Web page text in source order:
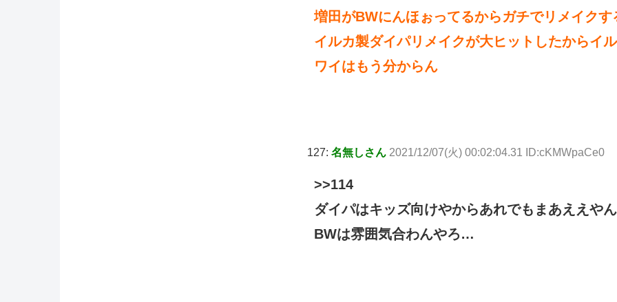
増田がBWにんほぉってるからガチでリメイクす
イルカ製ダイパリメイクが大ヒットしたからイ
ワイはもう分からん
127: 名無しさん 2021/12/07(火) 00:02:04.31 ID:cKMWpaCe0
>>114
ダイパはキッズ向けやからあれでもまあええやん
BWは雰囲気合わんやろ…